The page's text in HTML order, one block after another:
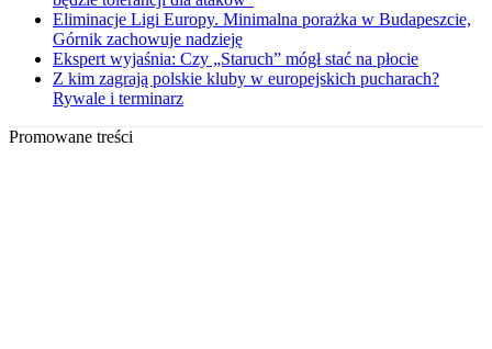
Eliminacje Ligi Europy. Minimalna porażka w Budapeszcie,
Górnik zachowuje nadzieję
Ekspert wyjaśnia: Czy „Staruch” mógł stać na płocie
Z kim zagrają polskie kluby w europejskich pucharach?
Rywale i terminarz
Promowane treści